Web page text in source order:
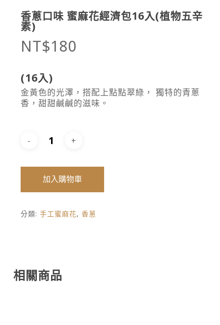
香蔥口味 蜜麻花經濟包16入(植物五辛
素)
NT$180
(16入)
金黃色的光澤，搭配上點點翠綠， 獨特的青蔥
香，甜甜鹹鹹的滋味。
加入購物車
分類: 手工蜜麻花, 香蔥
相關商品